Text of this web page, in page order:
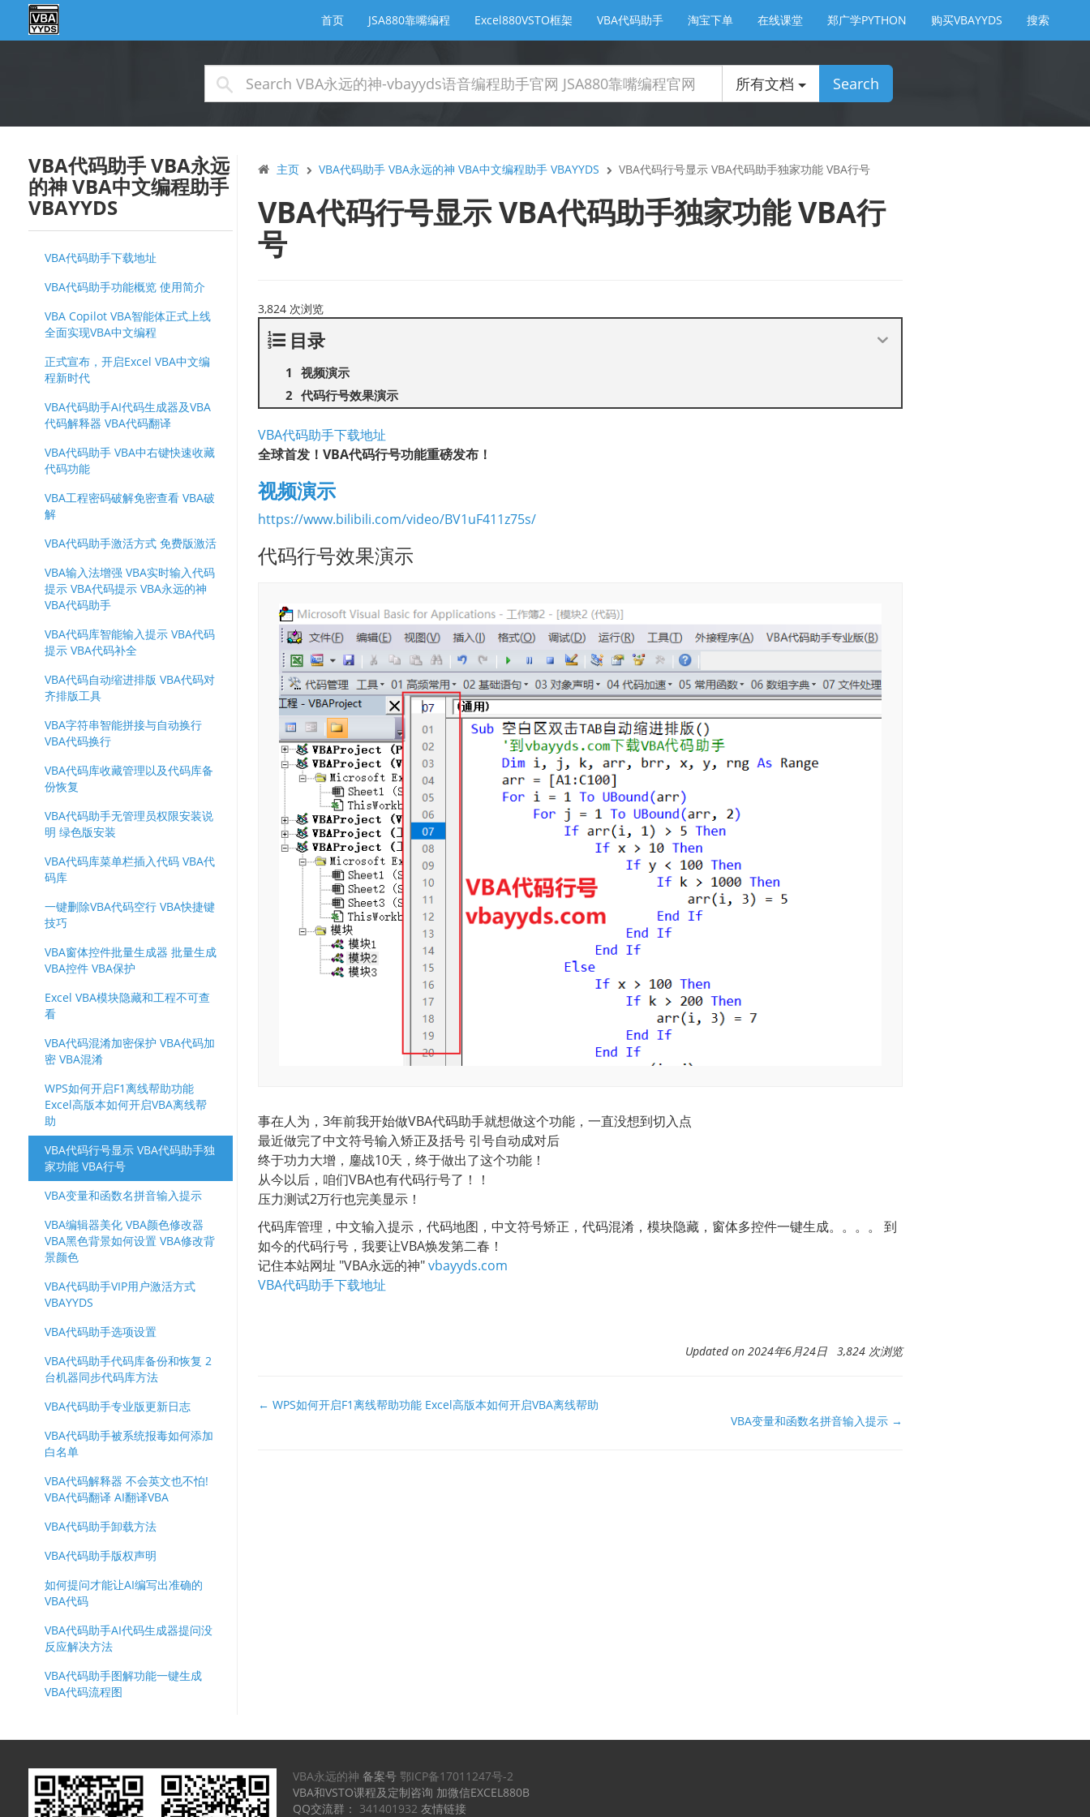
首页 JSA880靠嘴编程 Excel880VSTO框架 VBA代码助手 淘宝下单 在线课堂 郑广学PYTHON 购买VBAYYDS 搜索
所有文档 Search
VBA代码助手 VBA永远
的神 VBA中文编程助手
VBAYYDS
VBA代码助手下载地址
VBA代码助手功能概览 使用简介
VBA Copilot VBA智能体正式上线
全面实现VBA中文编程
正式宣布，开启Excel VBA中文编
程新时代
VBA代码助手AI代码生成器及VBA
代码解释器 VBA代码翻译
VBA代码助手 VBA中右键快速收藏
代码功能
VBA工程密码破解免密查看 VBA破
解
VBA代码助手激活方式 免费版激活
VBA输入法增强 VBA实时输入代码
提示 VBA代码提示 VBA永远的神
VBA代码助手
VBA代码库智能输入提示 VBA代码
提示 VBA代码补全
VBA代码自动缩进排版 VBA代码对
齐排版工具
VBA字符串智能拼接与自动换行
VBA代码换行
VBA代码库收藏管理以及代码库备
份恢复
VBA代码助手无管理员权限安装说
明 绿色版安装
VBA代码库菜单栏插入代码 VBA代
码库
一键删除VBA代码空行 VBA快捷键
技巧
VBA窗体控件批量生成器 批量生成
VBA控件 VBA保护
Excel VBA模块隐藏和工程不可查
看
VBA代码混淆加密保护 VBA代码加
密 VBA混淆
WPS如何开启F1离线帮助功能
Excel高版本如何开启VBA离线帮
助
VBA代码行号显示 VBA代码助手独
家功能 VBA行号
VBA变量和函数名拼音输入提示
VBA编辑器美化 VBA颜色修改器
VBA黑色背景如何设置 VBA修改背
景颜色
VBA代码助手VIP用户激活方式
VBAYYDS
VBA代码助手选项设置
VBA代码助手代码库备份和恢复 2
台机器同步代码库方法
VBA代码助手专业版更新日志
VBA代码助手被系统报毒如何添加
白名单
VBA代码解释器 不会英文也不怕!
VBA代码翻译 AI翻译VBA
VBA代码助手卸载方法
VBA代码助手版权声明
如何提问才能让AI编写出准确的
VBA代码
VBA代码助手AI代码生成器提问没
反应解决方法
VBA代码助手图解功能一键生成
VBA代码流程图
主页 VBA代码助手 VBA永远的神 VBA中文编程助手 VBAYYDS VBA代码行号显示 VBA代码助手独家功能 VBA行号
VBA代码行号显示 VBA代码助手独家功能 VBA行
号
3,824 次浏览
目录
视频演示
代码行号效果演示
VBA代码助手下载地址
全球首发！VBA代码行号功能重磅发布！
视频演示
https://www.bilibili.com/video/BV1uF411z75s/
代码行号效果演示
事在人为，3年前我开始做VBA代码助手就想做这个功能，一直没想到切入点
最近做完了中文符号输入矫正及括号 引号自动成对后
终于功力大增，鏖战10天，终于做出了这个功能！
从今以后，咱们VBA也有代码行号了！！
压力测试2万行也完美显示！
代码库管理，中文输入提示，代码地图，中文符号矫正，代码混淆，模块隐藏，窗体多控件一键生成。。。。 到
如今的代码行号，我要让VBA焕发第二春！
记住本站网址 "VBA永远的神"vbayyds.com
VBA代码助手下载地址
Updated on 2024年6月24日 3,824 次浏览
文
← WPS如何开启F1离线帮助功能 Excel高版本如何开启VBA离线帮助
VBA变量和函数名拼音输入提示 →
VBA永远的神 备案号鄂ICP备17011247号-2
VBA和VSTO课程及定制咨询 加微信EXCEL880B
QQ交流群： 341401932 友情链接